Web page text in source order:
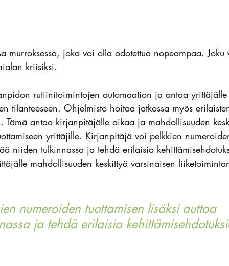
murroksessa, joka voi olla odotettua nopeampaa.
kriisiksi.
rutiinitoimintojen automaation ja antaa
tilanteeseen. Ohjelmisto hoitaa jatkossa myös
Tämä antaa kirjanpitäjälle aikaa ja mahdollisuuden
yrittäjille. Kirjanpitäjä voi pelkkien
niiden tulkinnassa ja tehdä erilaisia
mahdollisuuden keskittyä varsinaisen
numeroiden tuottamisen lisäksi auttaa
ja tehdä erilaisia